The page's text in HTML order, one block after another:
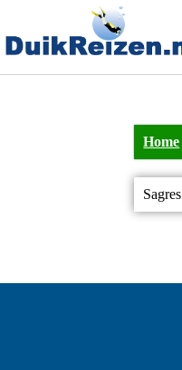
Home
Sagres